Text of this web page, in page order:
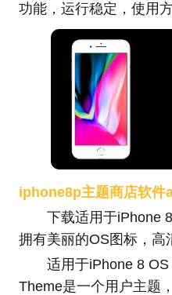
功能，运行稳定，使用
iphone8p主题商店软件
下载适用于iPhone
拥有美丽的OS图标，高
适用于iPhone 8
Theme是一个用户主题